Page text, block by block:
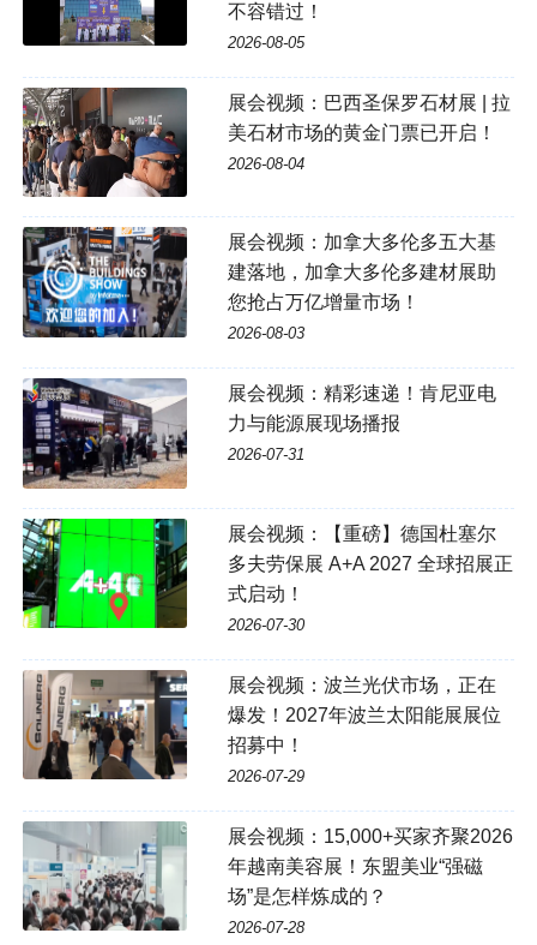
不容错过！
2026-08-05
展会视频：巴西圣保罗石材展 | 拉
美石材市场的黄金门票已开启！
2026-08-04
展会视频：加拿大多伦多五大基
建落地，加拿大多伦多建材展助
您抢占万亿增量市场！
2026-08-03
展会视频：精彩速递！肯尼亚电
力与能源展现场播报
2026-07-31
展会视频：【重磅】德国杜塞尔
多夫劳保展 A+A 2027 全球招展正
式启动！
2026-07-30
展会视频：波兰光伏市场，正在
爆发！2027年波兰太阳能展展位
招募中！
2026-07-29
展会视频：15,000+买家齐聚2026
年越南美容展！东盟美业“强磁
场”是怎样炼成的？
2026-07-28